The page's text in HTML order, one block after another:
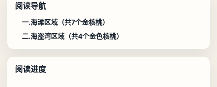
阅读导航
一.海滩区域（共7个金核桃）
二.海盗湾区域（共4个金色核桃）
阅读进度